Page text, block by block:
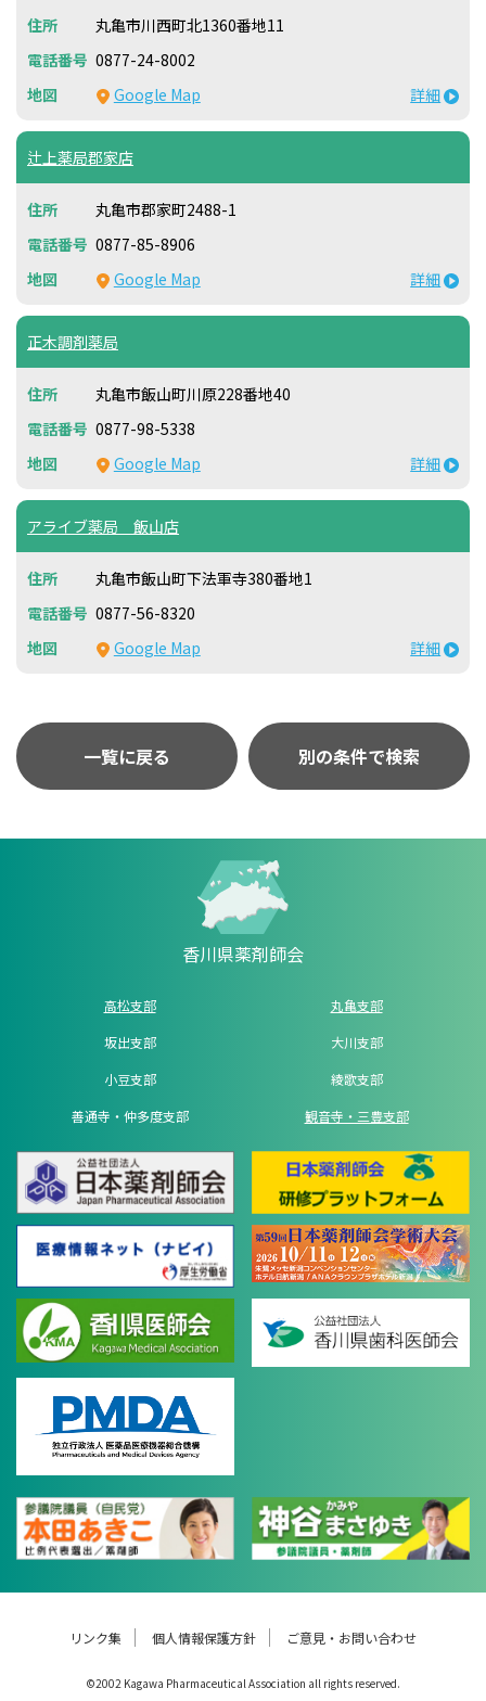
丸亀市川西町北1360番地11
0877-24-8002
Google Map
詳細
辻上薬局郡家店
丸亀市郡家町2488-1
0877-85-8906
Google Map
詳細
正木調剤薬局
丸亀市飯山町川原228番地40
0877-98-5338
Google Map
詳細
アライブ薬局 飯山店
丸亀市飯山町下法軍寺380番地1
0877-56-8320
Google Map
詳細
一覧に戻る 別の条件で検索
香川県薬剤師会
高松支部
丸亀支部
坂出支部
大川支部
小豆支部
綾歌支部
善通寺・仲多度支部
観音寺・三豊支部
リンク集 個人情報保護方針 ご意見・お問い合わせ
©2002 Kagawa Pharmaceutical Association all rights reserved.